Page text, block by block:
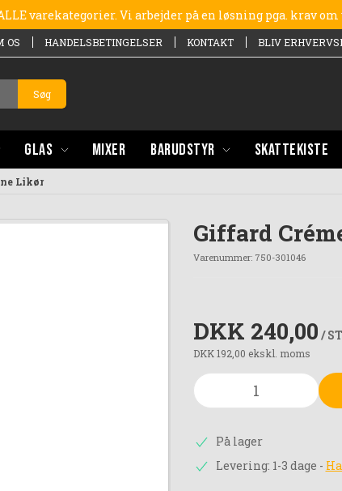
varekategorier. Vi arbejder på en løsning pga. krav
OS HANDELSBETINGELSER KONTAKT BLIV
Søg
GLAS MIXER BARUDSTYR SKATTEKISTE
Likør
Giffard
Varenummer: 750-301046
DKK 240,00 /
DKK 192,00 ekskl. moms
På lager
Levering: 1-3 dage -